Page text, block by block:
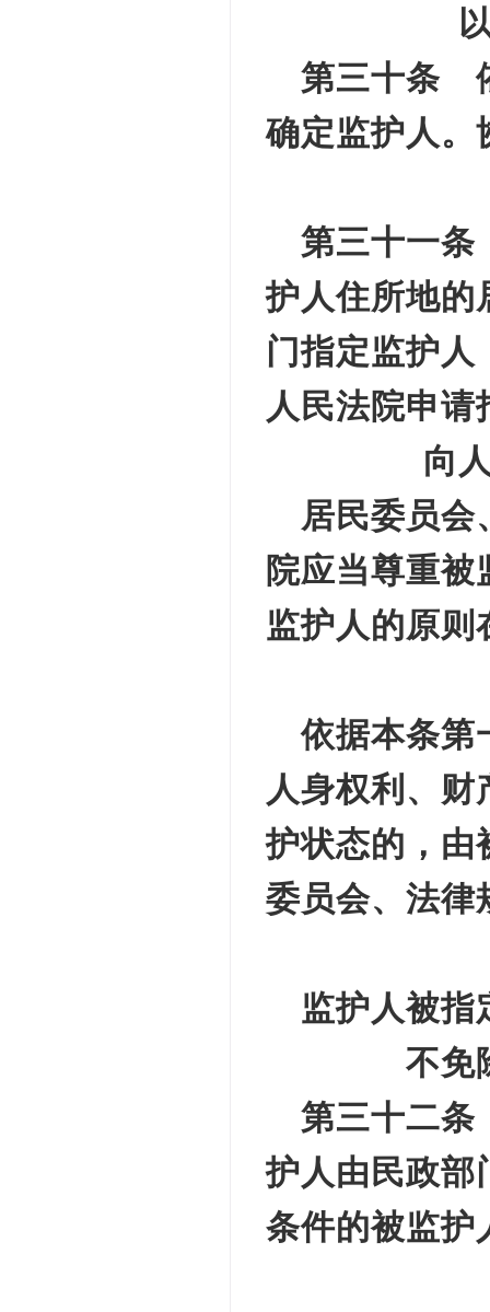
第三十条
确定监护人。
第三十一
护人住所地的
门指定监护人
人民法院申请
向
居民委员会
院应当尊重
监护人的原则
依据本条第
人身权利、财
护状态的，由
委员会、法律
监护人被指
不免
第三十二
护人由民政部
条件的被监护